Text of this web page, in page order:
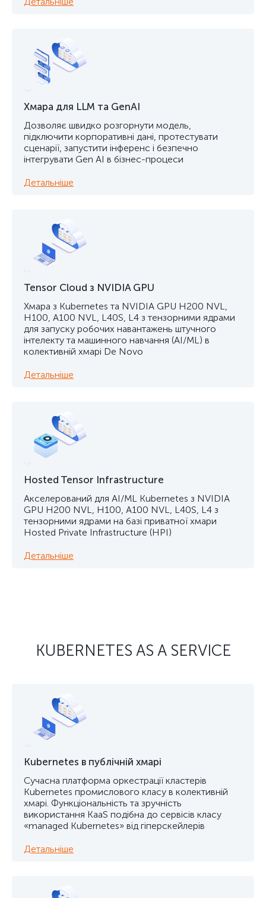
Хмара для LLM та GenAI
Дозволяє швидко розгорнути модель,
підключити корпоративні дані, протестувати
сценарії, запустити інференс і безпечно
інтегрувати Gen AI в бізнес-процеси
Детальніше
Tensor Cloud з NVIDIA GPU
Хмара з Kubernetes та NVIDIA GPU H200 NVL,
H100, A100 NVL, L40S, L4 з тензорними ядрами
для запуску робочих навантажень штучного
інтелекту та машинного навчання (AI/ML) в
колективній хмарі De Novo
Детальніше
Hosted Tensor Infrastructure
Акселерований для AI/ML Kubernetes з NVIDIA
GPU H200 NVL, H100, A100 NVL, L40S, L4 з
тензорними ядрами на базі приватної хмари
Hosted Private Infrastructure (HPI)
Детальніше
KUBERNETES AS A SERVICE
Kubernetes в публічній хмарі
Сучасна платформа оркестрації кластерів
Kubernetes промислового класу в колективній
хмарі. Функціональність та зручність
використання KaaS подібна до сервісів класу
«managed Kubernetes» від гіперскейлерів
Детальніше